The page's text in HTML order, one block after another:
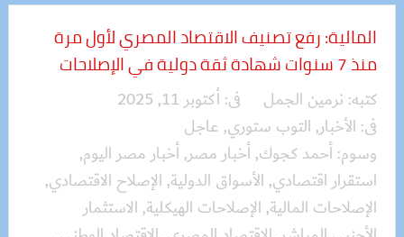
المالية: رفع تصنيف الاقتصاد المصري لأول مرة
منذ 7 سنوات شهادة ثقة دولية في الإصلاحات
كتبه: نرمين الجمل فى:أكتوبر 11, 2025
فى: الأخبار, التوب ستوري, عاجل
وسوم:أحمد كجوك,أخبار مصر,أخبار مصر اليوم,
استقرار اقتصادي, الأسواق الدولية, الإصلاح الاقتصادي,
الإصلاحات المالية, الإصلاحات الهيكلية, الاستثمار